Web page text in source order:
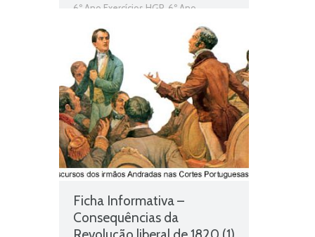
6º Ano Exercícios HGP 6º Ano
Portugal,
História e Geografia de
Portugal,
Portugal na 2ª metade do
século XIX, Portugal na segunda
metade do século XIX
Teste de
Avaliação,Teste Diagnóstico 6º Ano
HGP,Vida na cidade,Vida no campo
Ficha Informativa –
Consequências da